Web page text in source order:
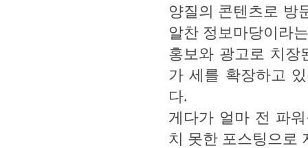
양질의 콘텐츠로 방
알찬 정보마당이라
홍보와 광고로 치장
가 세를 확장하고
다.
게다가 얼마 전 파
치 못한 포스팅으로